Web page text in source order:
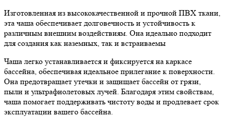
Изготовленная из высококачественной и прочной ПВХ ткани,
эта чаша обеспечивает долговечность и устойчивость к
различным внешним воздействиям. Она идеально подходит
для создания как наземных, так и встраиваемы
Чаша легко устанавливается и фиксируется на каркасе
бассейна, обеспечивая идеальное прилегание к поверхности.
Она предотвращает утечки и защищает бассейн от грязи,
пыли и ультрафиолетовых лучей. Благодаря этим свойствам,
чаша помогает поддерживать чистоту воды и продлевает срок
эксплуатации вашего бассейна.